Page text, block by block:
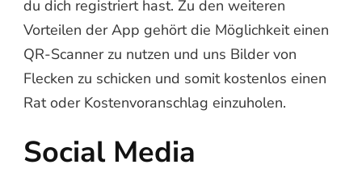
du dich registriert hast. Zu den weiteren
Vorteilen der App gehört die Möglichkeit einen
QR-Scanner zu nutzen und uns Bilder von
Flecken zu schicken und somit kostenlos einen
Rat oder Kostenvoranschlag einzuholen.
Social Media